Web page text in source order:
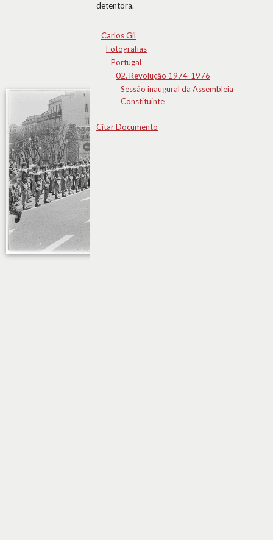
detentora.
Carlos Gil
Fotografias
Portugal
02. Revolução 1974-1976
Sessão inaugural da Assembleia
Constituinte
Citar Documento